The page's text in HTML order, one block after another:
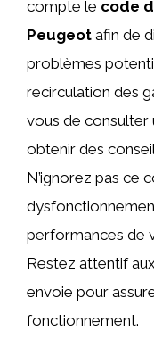
compte le code
Peugeot afin de
problèmes
recirculation des
vous de consulter
obtenir des
N’ignorez pas ce
performances de
Restez attentif
envoie pour
fonctionnement.